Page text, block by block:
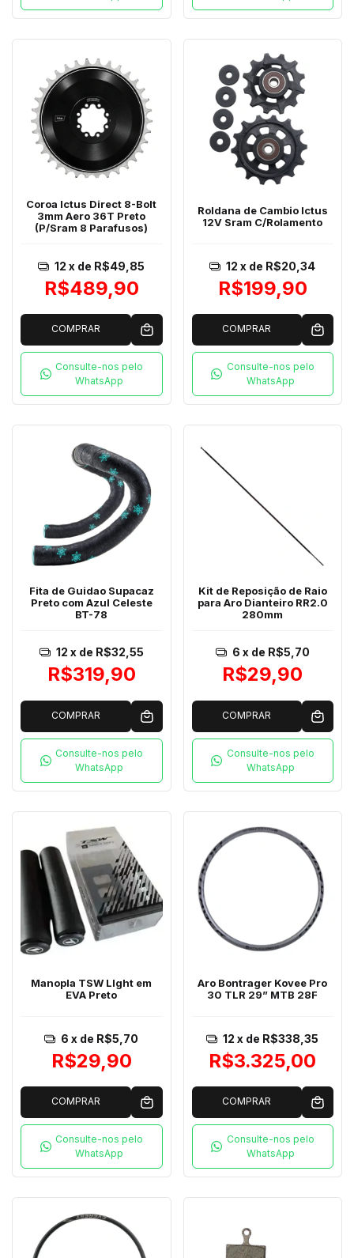
Coroa Ictus Direct 8-Bolt
3mm Aero 36T Preto
(P/Sram 8 Parafusos)
R$489,90
12 x de R$49,85
COMPRAR
Consulte-nos pelo
WhatsApp
Roldana de Cambio Ictus
12V Sram C/Rolamento
R$199,90
12 x de R$20,34
COMPRAR
Consulte-nos pelo
WhatsApp
Fita de Guidao Supacaz
Preto com Azul Celeste
BT-78
R$319,90
12 x de R$32,55
COMPRAR
Consulte-nos pelo
WhatsApp
Kit de Reposição de Raio
para Aro Dianteiro RR2.0
280mm
R$29,90
6 x de R$5,70
COMPRAR
Consulte-nos pelo
WhatsApp
Manopla TSW LIght em
EVA Preto
R$29,90
6 x de R$5,70
COMPRAR
Consulte-nos pelo
WhatsApp
Aro Bontrager Kovee Pro
30 TLR 29” MTB 28F
R$3.325,00
12 x de R$338,35
COMPRAR
Consulte-nos pelo
WhatsApp